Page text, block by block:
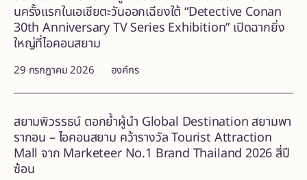
29 กรกฎาคม 2026 องค์กร
นครั้งแรกในเอเชียตะวันออกเฉียงใต้ “Detective Conan
30th Anniversary TV Series Exhibition” เปิดฉากยิ่ง
ใหญ่ที่ไอคอนสยาม
สยามพิวรรธน์ ตอกย้ำผู้นำ Global Destination สยามพา
รากอน – ไอคอนสยาม คว้ารางวัล Tourist Attraction
Mall จาก Marketeer No.1 Brand Thailand 2026 สี่ปี
ซ้อน